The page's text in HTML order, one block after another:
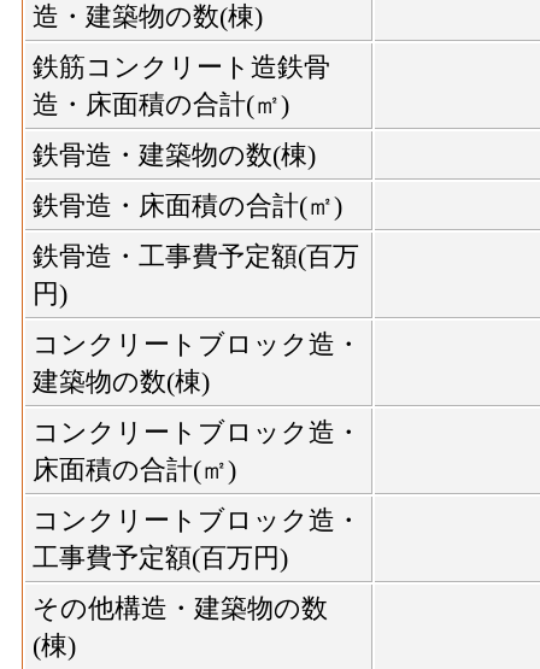
造・建築物の数(棟)
鉄筋コンクリート造鉄骨
造・床面積の合計(㎡)
鉄骨造・建築物の数(棟)
鉄骨造・床面積の合計(㎡)
鉄骨造・工事費予定額(百万
円)
コンクリートブロック造・
建築物の数(棟)
コンクリートブロック造・
床面積の合計(㎡)
コンクリートブロック造・
工事費予定額(百万円)
その他構造・建築物の数
(棟)